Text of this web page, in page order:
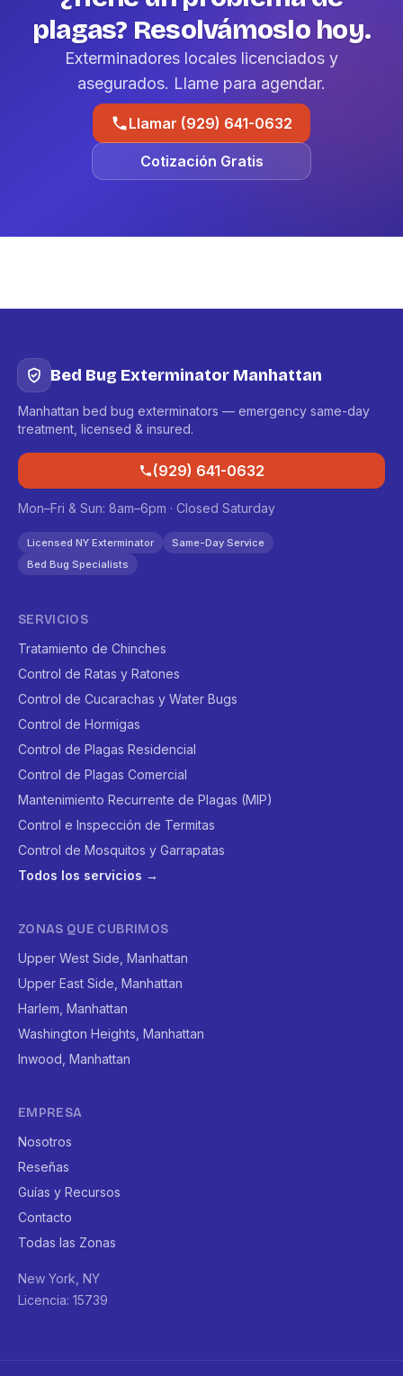
plagas? Resolvámoslo hoy.
Exterminadores locales licenciados y
asegurados. Llame para agendar.
Llamar (929) 641-0632
Cotización Gratis
Bed Bug Exterminator Manhattan
Manhattan bed bug exterminators — emergency same-day
treatment, licensed & insured.
(929) 641-0632
Mon–Fri & Sun: 8am–6pm · Closed Saturday
Licensed NY Exterminator
Same-Day Service
Bed Bug Specialists
SERVICIOS
Tratamiento de Chinches
Control de Ratas y Ratones
Control de Cucarachas y Water Bugs
Control de Hormigas
Control de Plagas Residencial
Control de Plagas Comercial
Mantenimiento Recurrente de Plagas (MIP)
Control e Inspección de Termitas
Control de Mosquitos y Garrapatas
Todos los servicios →
ZONAS QUE CUBRIMOS
Upper West Side, Manhattan
Upper East Side, Manhattan
Harlem, Manhattan
Washington Heights, Manhattan
Inwood, Manhattan
EMPRESA
Nosotros
Reseñas
Guías y Recursos
Contacto
Todas las Zonas
New York, NY
Licencia: 15739